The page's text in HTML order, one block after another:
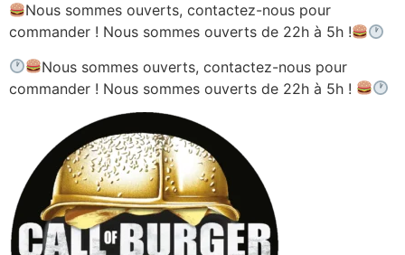
Nous sommes ouverts, contactez-nous pour
commander ! Nous sommes ouverts de 22h à 5h !
Nous sommes ouverts, contactez-nous pour
commander ! Nous sommes ouverts de 22h à 5h !